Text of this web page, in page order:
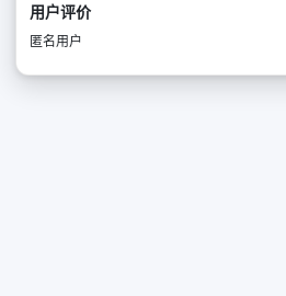
用户评价
匿名用户